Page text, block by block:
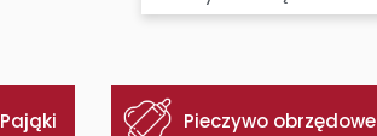
Pająki Pieczywo obrzędowe